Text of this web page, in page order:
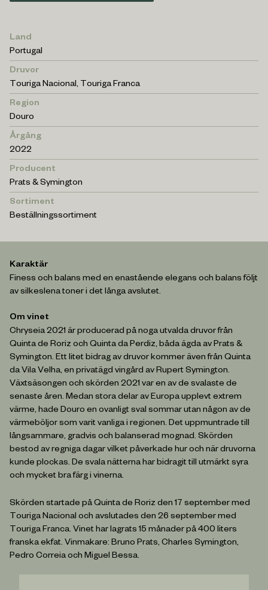
Land
Portugal
Druvor
Touriga Nacional, Touriga Franca
Region
Douro
Årgång
2022
Producent
Prats & Symington
Sortiment
Beställningssortiment
Karaktär
Finess och balans med en enastående elegans och balans följt
av silkeslena toner i det långa avslutet.
Om vinet
Chryseia 2021 är producerad på noga utvalda druvor från
Quinta de Roriz och Quinta da Perdiz, båda ägda av Prats &
Symington. Ett litet bidrag av druvor kommer även från Quinta
da Vila Velha, en privatägd vingård av Rupert Symington.
Växtsäsongen och skörden 2021 var en av de svalaste de
senaste åren. Medan stora delar av Europa upplevt extrem
värme, hade Douro en ovanligt sval sommar utan någon av de
värmeböljor som varit vanliga i regionen. Det uppmuntrade till
långsammare, gradvis och balanserad mognad. Skörden
bestod av regniga dagar vilket påverkade hur och när druvorna
kunde plockas. De svala nätterna har bidragit till utmärkt syra
och mycket bra färg i vinerna.
Skörden startade på Quinta de Roriz den 17 september med
Touriga Nacional och avslutades den 26 september med
Touriga Franca. Vinet har lagrats 15 månader på 400 liters
franska ekfat. Vinmakare: Bruno Prats, Charles Symington,
Pedro Correia och Miguel Bessa.